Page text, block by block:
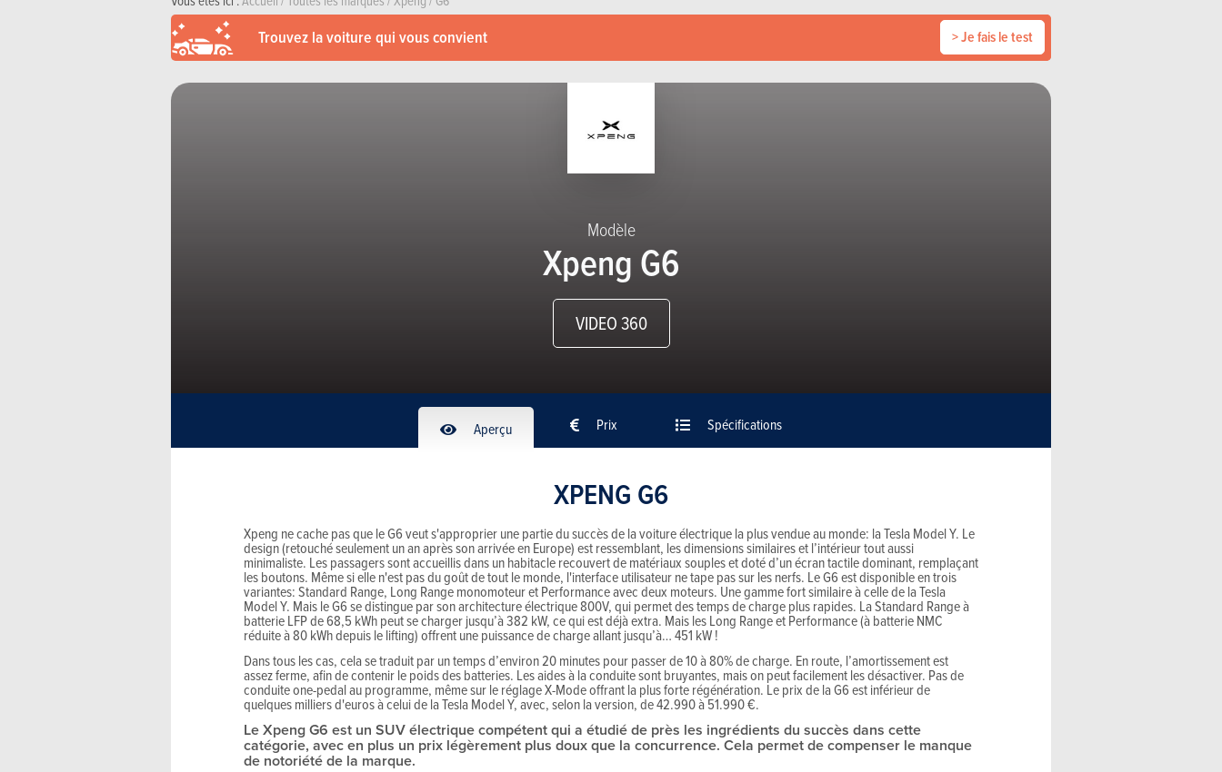
Trouvez la voiture qui vous convient > Je fais le test
Modèle
Xpeng G6
VIDEO 360
Aperçu Prix Spécifications
XPENG G6
Xpeng ne cache pas que le G6 veut s'approprier une partie du succès de la voiture électrique la plus vendue au monde: la Tesla Model Y. Le
design (retouché seulement un an après son arrivée en Europe) est ressemblant, les dimensions similaires et l’intérieur tout aussi
minimaliste. Les passagers sont accueillis dans un habitacle recouvert de matériaux souples et doté d’un écran tactile dominant, remplaçant
les boutons. Même si elle n'est pas du goût de tout le monde, l'interface utilisateur ne tape pas sur les nerfs. Le G6 est disponible en trois
variantes: Standard Range, Long Range monomoteur et Performance avec deux moteurs. Une gamme fort similaire à celle de la Tesla
Model Y. Mais le G6 se distingue par son architecture électrique 800V, qui permet des temps de charge plus rapides. La Standard Range à
batterie LFP de 68,5 kWh peut se charger jusqu’à 382 kW, ce qui est déjà extra. Mais les Long Range et Performance (à batterie NMC
réduite à 80 kWh depuis le lifting) offrent une puissance de charge allant jusqu’à… 451 kW !
Dans tous les cas, cela se traduit par un temps d’environ 20 minutes pour passer de 10 à 80% de charge. En route, l’amortissement est
assez ferme, afin de contenir le poids des batteries. Les aides à la conduite sont bruyantes, mais on peut facilement les désactiver. Pas de
conduite one-pedal au programme, même sur le réglage X-Mode offrant la plus forte régénération. Le prix de la G6 est inférieur de
quelques milliers d'euros à celui de la Tesla Model Y, avec, selon la version, de 42.990 à 51.990 €.
Le Xpeng G6 est un SUV électrique compétent qui a étudié de près les ingrédients du succès dans cette
catégorie, avec en plus un prix légèrement plus doux que la concurrence. Cela permet de compenser le manque
de notoriété de la marque.